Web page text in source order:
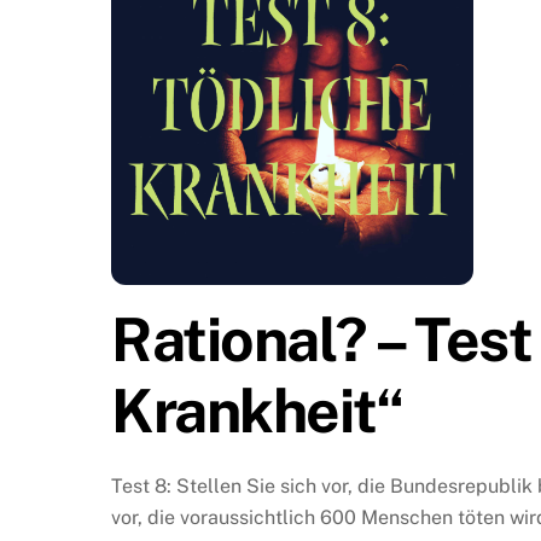
Rational? –
Krankheit“
Test 8: Stellen Sie sich vor, die
vor, die voraussichtlich 600 Menschen töten